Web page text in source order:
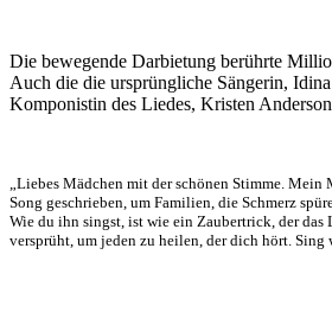
Die bewegende Darbietung berührte
Auch die die ursprüngliche Sängerin,
Komponistin des Liedes, Kristen
„Liebes Mädchen mit der schönen Stimme. Mein
Song geschrieben, um Familien, die Schmerz
Wie du ihn singst, ist wie ein Zaubertrick, der das
versprüht, um jeden zu heilen, der dich hört.